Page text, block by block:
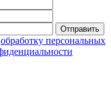
Отправить
обработку персональных